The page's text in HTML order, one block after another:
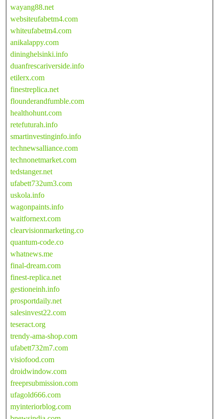
wayang88.net
websiteufabetm4.com
whiteufabetm4.com
anikalappy.com
dininghelsinki.info
duanfrescariverside.info
etilerx.com
finestreplica.net
flounderandfumble.com
healthohunt.com
retefuturah.info
smartinvestinginfo.info
technewsalliance.com
technonetmarket.com
tedstanger.net
ufabett732um3.com
uskola.info
wagonpaints.info
waitfornext.com
clearvisionmarketing.co
quantum-code.co
whatnews.me
final-dream.com
finest-replica.net
gestioneinh.info
prosportdaily.net
salesinvest22.com
teseract.org
trendy-ama-shop.com
ufabett732m7.com
visiofood.com
droidwindow.com
freeprsubmission.com
ufagold666.com
myinteriorblog.com